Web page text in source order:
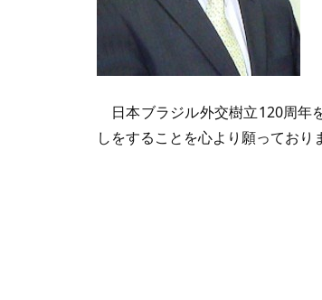
日本ブラジル外交樹立120周年
しをすることを心より願っており